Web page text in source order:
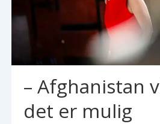
– Afghanistan
det er mulig